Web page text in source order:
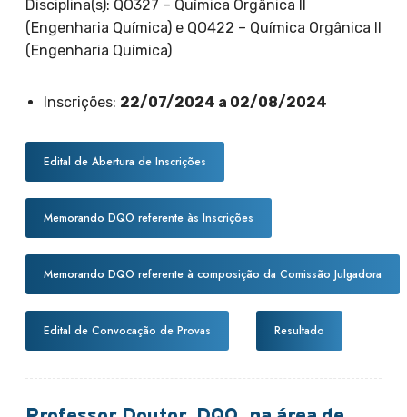
Disciplina(s): QO327 – Química Orgânica II
(Engenharia Química) e QO422 – Química Orgânica II
(Engenharia Química)
Inscrições: 22/07/2024 a 02/08/2024
Edital de Abertura de Inscrições
Memorando DQO referente às Inscrições
Memorando DQO referente à composição da Comissão Julgadora
Edital de Convocação de Provas Resultado